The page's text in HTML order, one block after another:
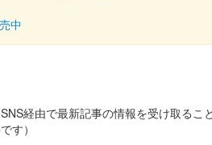
夏祭り限定版
御城印
中
経由で最新記事の情報を受け取るこ
す）